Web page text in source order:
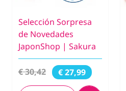
Selección Sorpresa
de Novedades
JaponShop | Sakura
€ 30,42 € 27,99